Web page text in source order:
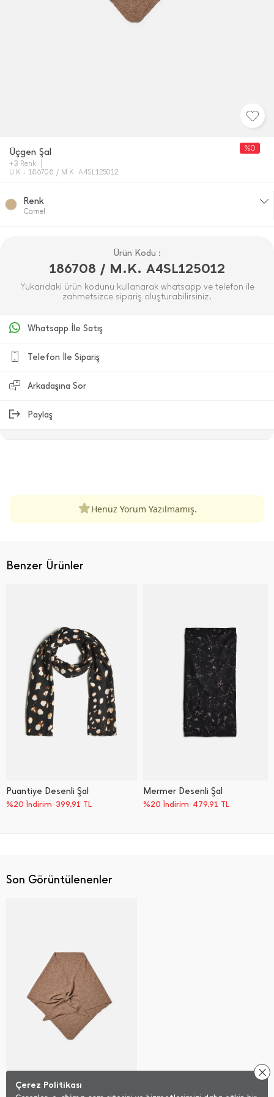
Üçgen Şal
+3 Renk
Ü.K : 186708 / M.K. A4SL125012
%0
Renk
Camel
Ürün Kodu :
186708 / M.K. A4SL125012
Yukarıdaki ürün kodunu kullanarak whatsapp ve telefon ile
zahmetsizce sipariş oluşturabilirsiniz.
Whatsapp İle Satış
Telefon İle Sipariş
Arkadaşına Sor
Paylaş
Henüz Yorum Yazılmamış.
Benzer Ürünler
Puantiye Desenli Şal
%20 İndirim 399,91 TL
Mermer Desenli Şal
%20 İndirim 479,91 TL
Son Görüntülenenler
Çerez Politikası